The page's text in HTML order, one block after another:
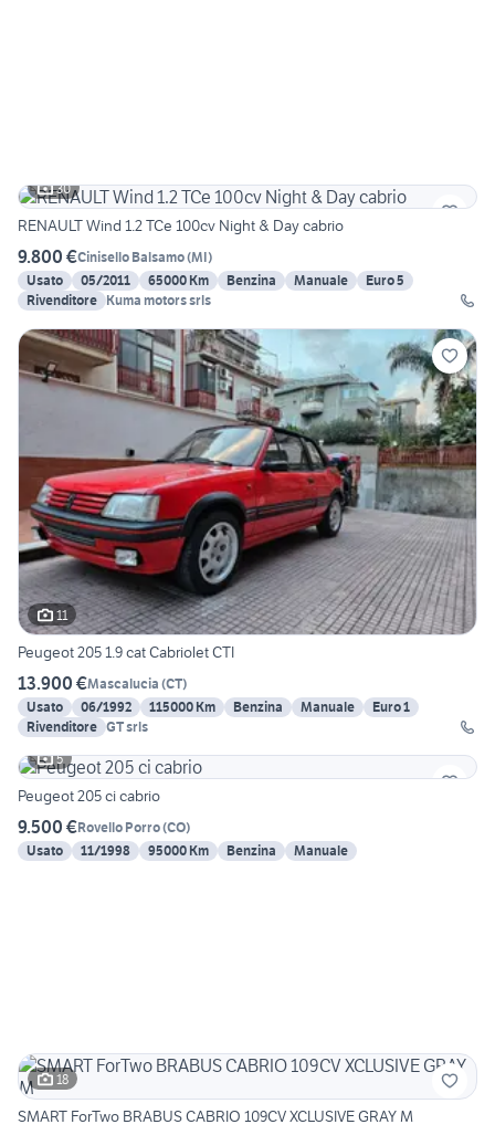
30
RENAULT Wind 1.2 TCe 100cv Night & Day cabrio
9.800 €Cinisello Balsamo(MI)
Usato
05/2011 65000 Km Benzina Manuale
Euro 5
Rivenditore Kuma motors srls
11
Peugeot 205 1.9 cat Cabriolet CTI
13.900 €Mascalucia (CT)
Usato
06/1992 115000 Km Benzina Manuale
Euro 1
Rivenditore GT srls
5
Peugeot 205 ci cabrio
9.500 €Rovello Porro(CO)
Usato
11/1998 95000 Km Benzina Manuale
18
SMART ForTwo BRABUS CABRIO 109CV XCLUSIVE GRAY M